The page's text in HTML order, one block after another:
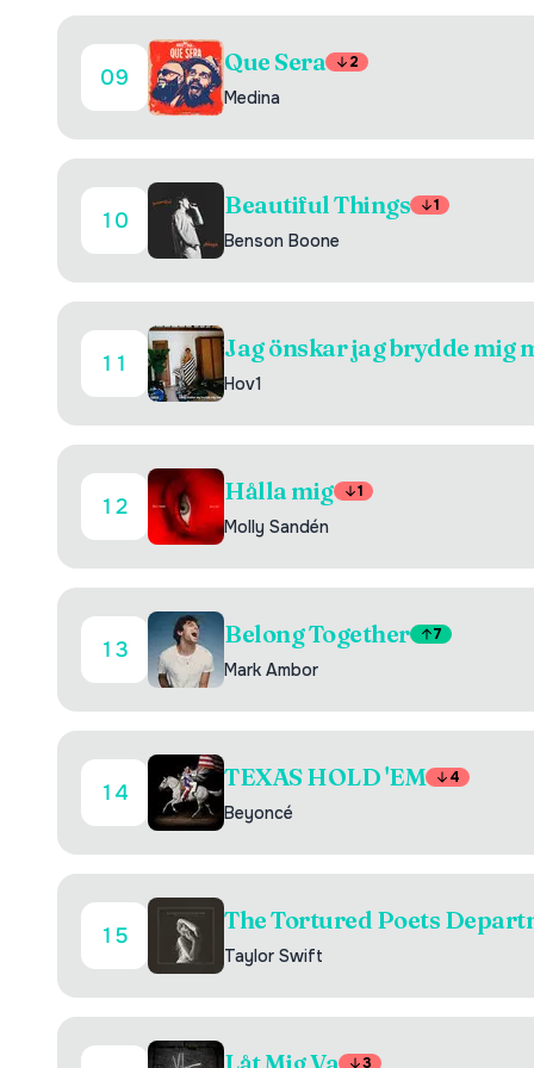
09
Que Sera 2
Medina
10
Beautiful Things 1
Benson Boone
11
Jag önskar jag brydde mig
Hov1
12
Hålla mig 1
Molly Sandén
13
Belong Together 7
Mark Ambor
14
TEXAS HOLD 'EM 4
Beyoncé
15
The Tortured Poets
Taylor Swift
3